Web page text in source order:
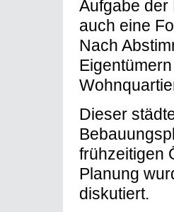
Aufgabe der
auch eine
Nach
Dieser
frühzeitigen
Planung
diskutiert.